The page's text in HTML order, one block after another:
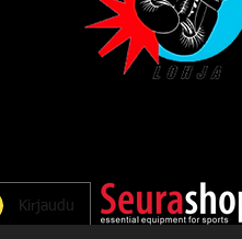
Kirjaudu